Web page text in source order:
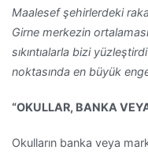
Maalesef şehirlerdeki
Girne merkezin
sıkıntıalarla bizi
noktasında en büyük
“OKULLAR, BANKA
Okulların banka veya